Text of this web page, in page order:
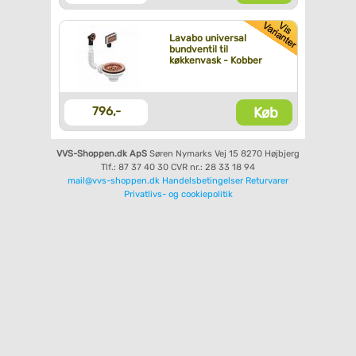
Lavabo universal
bundventil til
køkkenvask - Kobber
796,- Køb
VVS-Shoppen.dk ApS Søren Nymarks Vej 15 8270 Højbjerg
Tlf.: 87 37 40 30 CVR nr.: 28 33 18 94
mail@vvs-shoppen.dk Handelsbetingelser Returvarer
Privatlivs- og cookiepolitik